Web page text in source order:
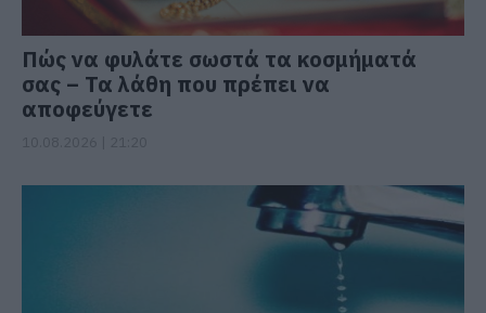
Πώς να φυλάτε σωστά τα κοσμήματά
σας – Τα λάθη που πρέπει να
αποφεύγετε